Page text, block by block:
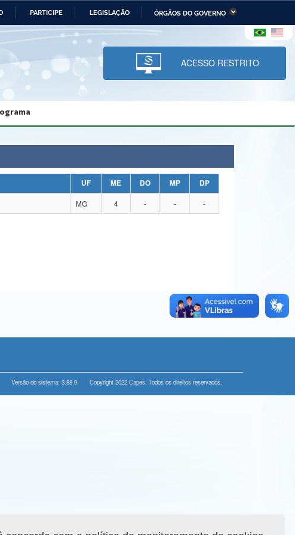
PARTICIPE LEGISLAÇÃO ÓRGÃOS DO GOVERNO
Ministério da Economia Ministério da Infraestrutura
Ministério da Ciência,
Tecnologia, Inovações e
Comunicações
e dos Direitos Humanos
Planalto
ACESSO RESTRITO
UF ME DO MP
DP
MG 4 - - -
Versão do sistema: 3.88.9 Copyright 2022 Capes. Todos os direitos reservados.